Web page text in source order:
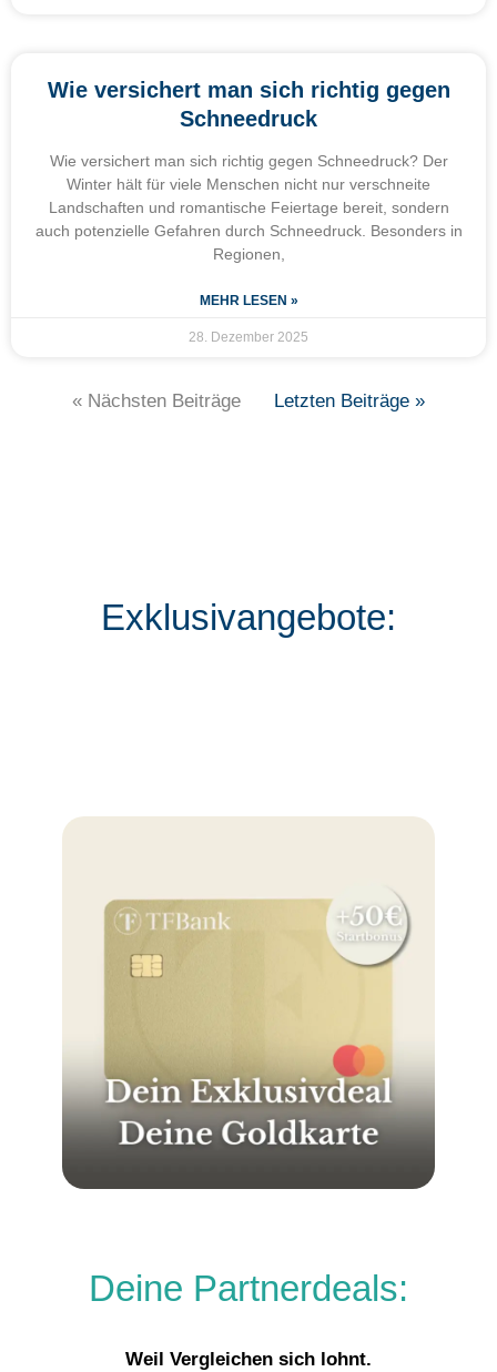
Wie versichert man sich richtig gegen
Schneedruck
Wie versichert man sich richtig gegen Schneedruck? Der
Winter hält für viele Menschen nicht nur verschneite
Landschaften und romantische Feiertage bereit, sondern
auch potenzielle Gefahren durch Schneedruck. Besonders in
Regionen,
MEHR LESEN »
28. Dezember 2025
« Nächsten Beiträge Letzten Beiträge »
Exklusivangebote:
Deine Partnerdeals:
Weil Vergleichen sich lohnt.